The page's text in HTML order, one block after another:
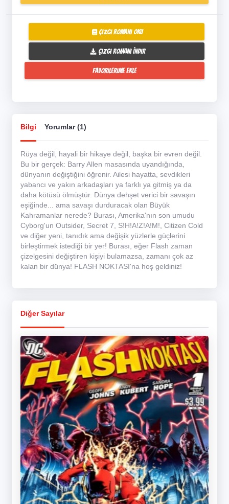
Çizgi Romanı Oku
Çizgi Romanı İndir
Favorilerime Ekle
Bilgi Yorumlar (1)
Rüya değil, hayali bir hikaye değil, başka bir evren değil.
Bu bir gerçek: Barry Allen masasında uyandığında,
dünyanın değiştiğini öğrenir. Ailesi hayatta, sevdikleri
yabancı ve yakın arkadaşları ya farklı ya gitmiş ya da
daha kötüsü ölmüştür. Dünya dehşet verici bir savaşın
eşiğinde... ama savaşı durduracak olan Büyük
Kahramanlar nerede? Burası, Amerika'nın son umudu
Cyborg'un Outsider, Secret 7, S!H!A!Z!A!M!, Citizen Cold
ve diğer yeni, tanıdık ama değişik yüzlerle güçlerini
birleştirmek istediği bir yer! Burası, eğer Flash zaman
çizelgesini değiştiren kişiyi bulamazsa, zamanı çok az
kalan bir dünya! FLASH NOKTASI'na hoş geldiniz!
Diğer Sayılar